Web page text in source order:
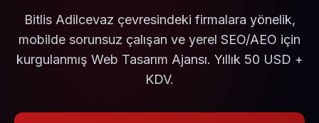
Bitlis Adilcevaz çevresindeki firmalara yönelik,
mobilde sorunsuz çalışan ve yerel SEO/AEO için
kurgulanmış Web Tasarım Ajansı. Yıllık 50 USD +
KDV.